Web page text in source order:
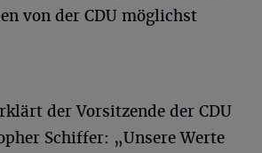
von der CDU möglichst
der Vorsitzende der CDU
Schiffer: „Unsere Werte